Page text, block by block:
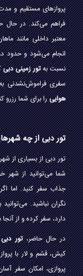
پروازهای مستقیم و
فراهم می‌کند. در حال
معتبر داخلی مانند
انجام می‌شود و حدود
نسبت بهتور زمینی دبی
سفری فراموش‌نشدنی
هواییرا برای شما رزرو
تور دبی از چه
تور دبی از بسیاری از
شما می‌توانید از شهر
جذاب سفر کنید. اما
نگران نباشید.
دارد، سفر کرده و از
در حال حاضر،تور
کیش، قشم و لار با
پروازی، امکان سفر